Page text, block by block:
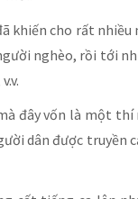
khiến cho rất
nghèo, rồi tới
đây vốn là một thí
dân được truyền